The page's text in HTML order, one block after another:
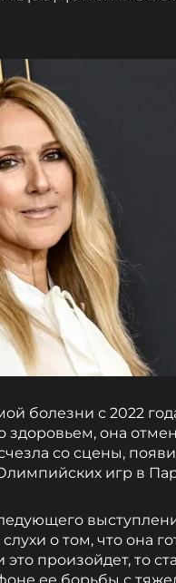
болезни с 2022
она
со сцены,
игр в
о том, что она
произойдет, то